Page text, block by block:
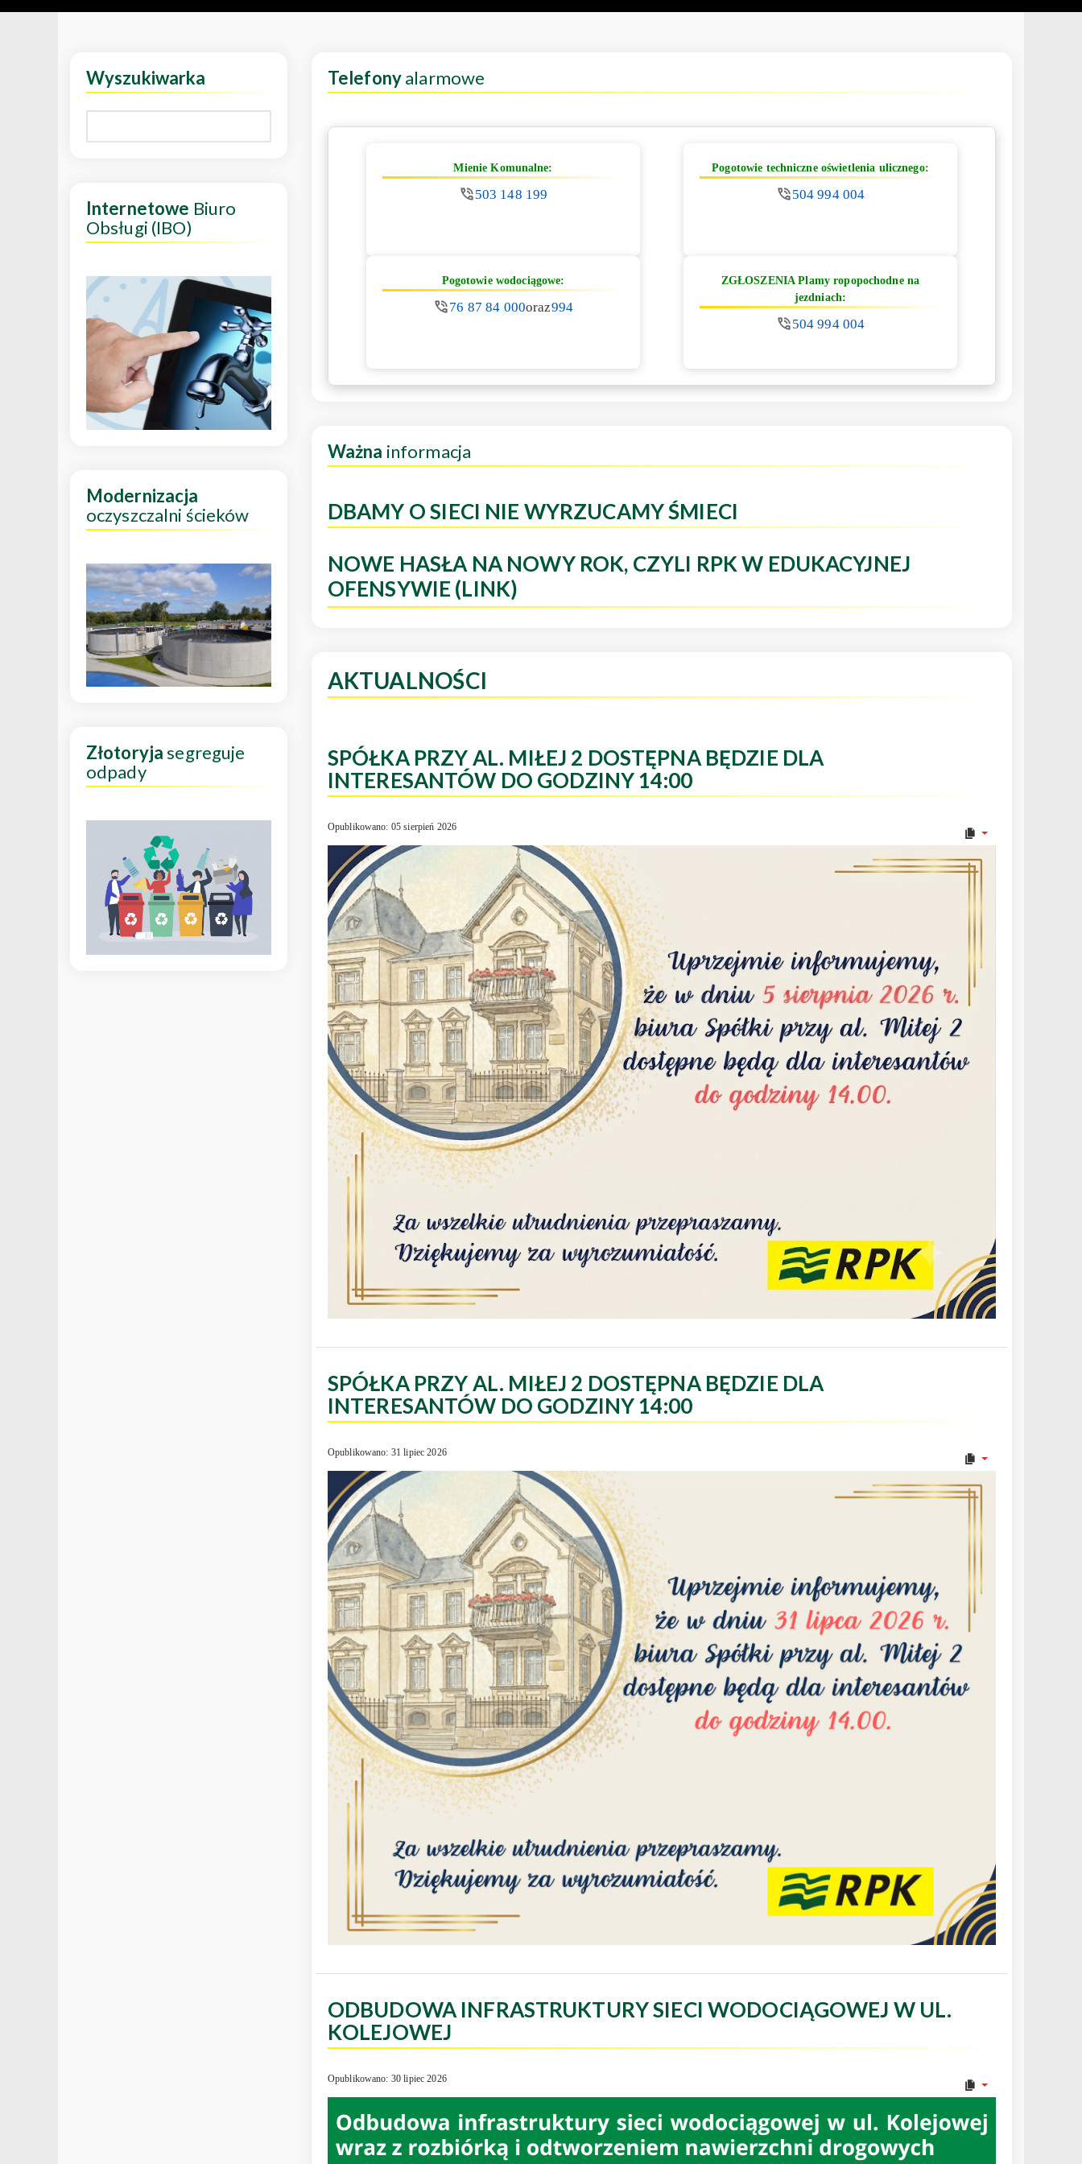
Telefonyalarmowe
Mienie Komunalne:
503 148 199
Pogotowie techniczne oświetlenia ulicznego:
504 994 004
Pogotowie wodociągowe:
76 87 84 000oraz994
ZGŁOSZENIA Plamy ropopochodne na
jezdniach:
504 994 004
Ważna informacja
DBAMY O SIECI NIE WYRZUCAMY ŚMIECI
NOWE HASŁA NA NOWY ROK, CZYLI RPK W EDUKACYJNEJ
OFENSYWIE (LINK)
AKTUALNOŚCI
SPÓŁKA PRZY AL. MIŁEJ 2 DOSTĘPNA BĘDZIE DLA
INTERESANTÓW DO GODZINY 14:00
Opublikowano: 05 sierpień 2026
SPÓŁKA PRZY AL. MIŁEJ 2 DOSTĘPNA BĘDZIE DLA
INTERESANTÓW DO GODZINY 14:00
Opublikowano: 31 lipiec 2026
ODBUDOWA INFRASTRUKTURY SIECI WODOCIĄGOWEJ W UL.
KOLEJOWEJ
Opublikowano: 30 lipiec 2026
Wyszukiwarka
Internetowe Biuro
Obsługi (IBO)
Modernizacja
oczyszczalni ścieków
Złotoryjasegreguje
odpady